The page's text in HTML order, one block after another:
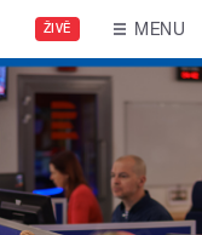
ŽIVĚ MENU